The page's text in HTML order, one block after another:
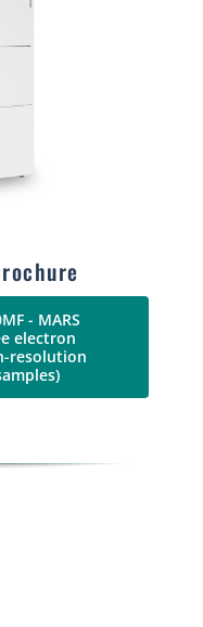
- MARS
electron
resolution